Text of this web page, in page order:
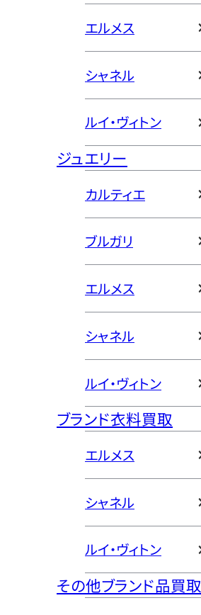
エルメス
シャネル
ルイ・ヴィトン
ジュエリー
カルティエ
ブルガリ
エルメス
シャネル
ルイ・ヴィトン
ブランド衣料買取
エルメス
シャネル
ルイ・ヴィトン
その他ブランド品買取